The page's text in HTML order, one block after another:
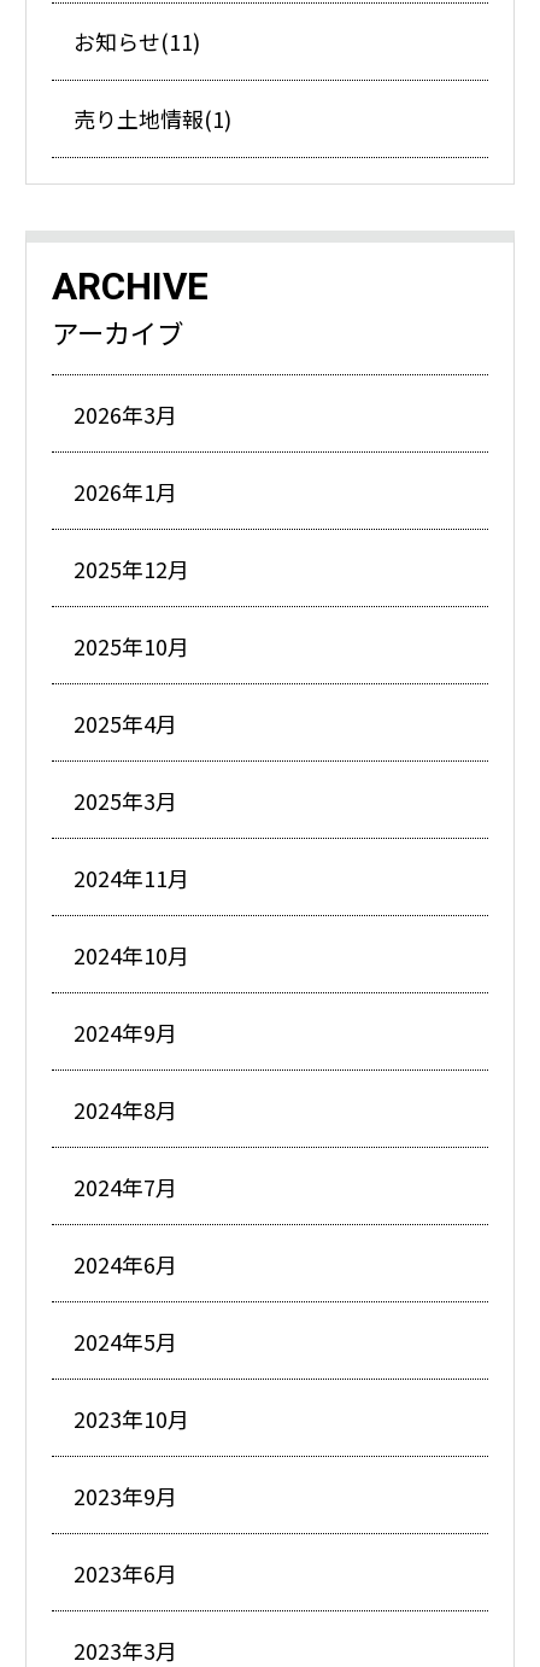
お知らせ(11)
売り土地情報(1)
ARCHIVE
アーカイブ
2026年3月
2026年1月
2025年12月
2025年10月
2025年4月
2025年3月
2024年11月
2024年10月
2024年9月
2024年8月
2024年7月
2024年6月
2024年5月
2023年10月
2023年9月
2023年6月
2023年3月